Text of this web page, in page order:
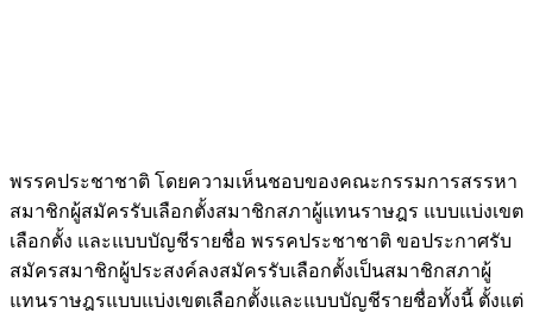
พรรคประชาชาติ โดยความเห็นชอบของคณะกรรมการสรรหา
สมาชิกผู้สมัครรับเลือกตั้งสมาชิกสภาผู้แทนราษฎร แบบแบ่งเขต
เลือกตั้ง และแบบบัญชีรายชื่อ พรรคประชาชาติ ขอประกาศรับ
สมัครสมาชิกผู้ประสงค์ลงสมัครรับเลือกตั้งเป็นสมาชิกสภาผู้
แทนราษฎรแบบแบ่งเขตเลือกตั้งและแบบบัญชีรายชื่อทั้งนี้ ตั้งแต่